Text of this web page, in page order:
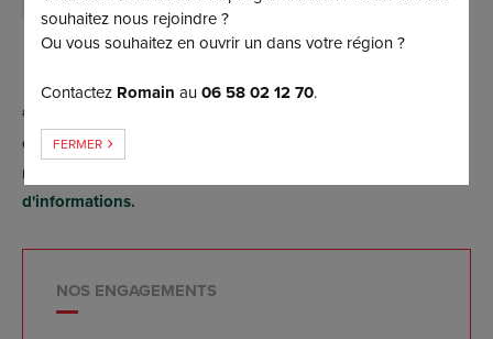
Conversion possible FlexFuel E85 par reprogrammation
moteur (sans aucun boîtier), contactez-nous pour plus
d'informations.
NOS ENGAGEMENTS
souhaitez nous rejoindre ?
Ou vous souhaitez en ouvrir un dans votre région ?
Contactez Romain au06 58 02 12 70.
FERMER